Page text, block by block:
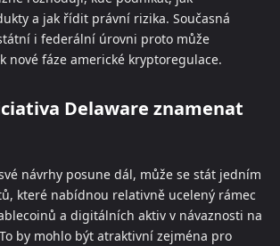
a jak řídit právní rizika. Současná
i federální úrovni proto může
nové fáze americké kryptoregulace.
Delaware znamenat
návrhy posune dál, může se stát jedním
které nabídnou relativně ucelený rámec
a digitálních aktiv v návaznosti na
by mohlo být atraktivní zejména pro